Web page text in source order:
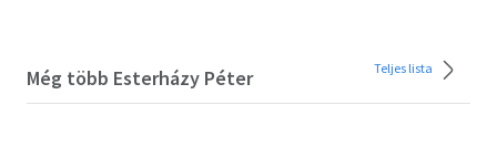
Még több Esterházy Péter Teljes lista